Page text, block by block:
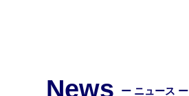
News ー ニュース ー